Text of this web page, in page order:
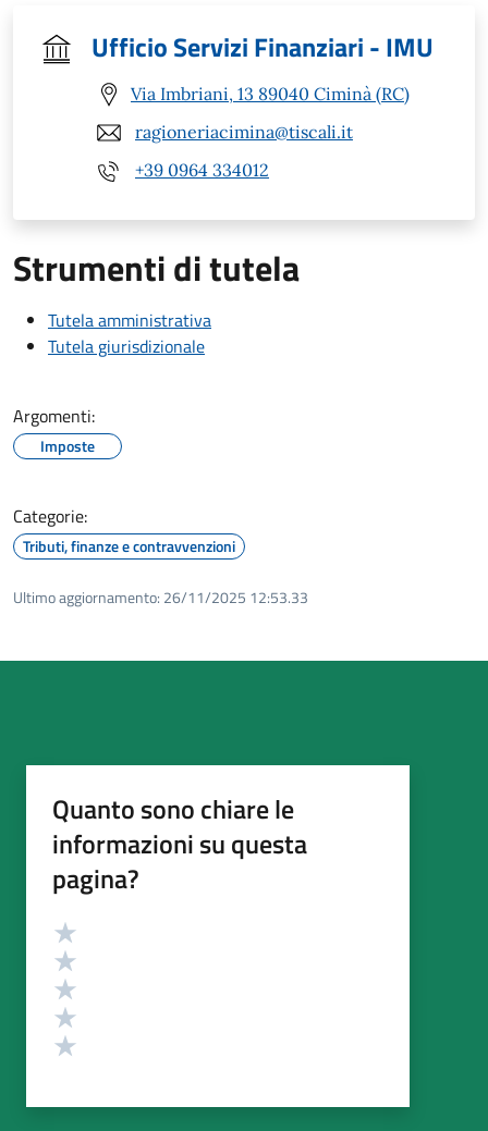
Ufficio Servizi Finanziari - IMU
Via Imbriani, 13 89040 Ciminà (RC)
ragioneriacimina@tiscali.it
+39 0964 334012
Strumenti di tutela
Tutela amministrativa
Tutela giurisdizionale
Argomenti:
Imposte
Categorie:
Tributi, finanze e contravvenzioni
Ultimo aggiornamento: 26/11/2025 12:53.33
Quanto sono chiare le
informazioni su questa
pagina?
Valutazione